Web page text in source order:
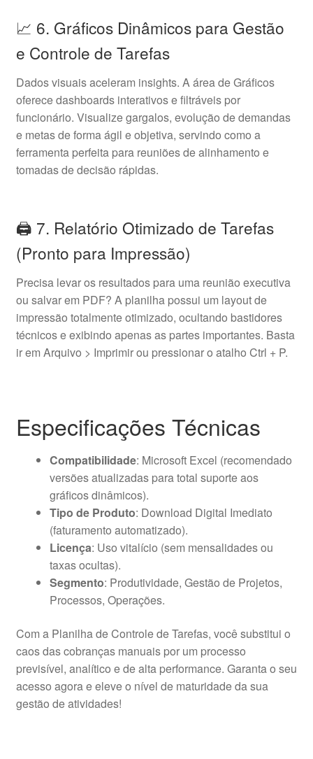
📈 6. Gráficos Dinâmicos para Gestão
e Controle de Tarefas
Dados visuais aceleram insights. A área de Gráficos
oferece dashboards interativos e filtráveis por
funcionário. Visualize gargalos, evolução de demandas
e metas de forma ágil e objetiva, servindo como a
ferramenta perfeita para reuniões de alinhamento e
tomadas de decisão rápidas.
🖨️ 7. Relatório Otimizado de Tarefas
(Pronto para Impressão)
Precisa levar os resultados para uma reunião executiva
ou salvar em PDF? A planilha possui um layout de
impressão totalmente otimizado, ocultando bastidores
técnicos e exibindo apenas as partes importantes. Basta
ir em Arquivo > Imprimir ou pressionar o atalho Ctrl + P.
Especificações Técnicas
Compatibilidade: Microsoft Excel (recomendado
versões atualizadas para total suporte aos
gráficos dinâmicos).
Tipo de Produto: Download Digital Imediato
(faturamento automatizado).
Licença: Uso vitalício (sem mensalidades ou
taxas ocultas).
Segmento: Produtividade, Gestão de Projetos,
Processos, Operações.
Com a Planilha de Controle de Tarefas, você substitui o
caos das cobranças manuais por um processo
previsível, analítico e de alta performance. Garanta o seu
acesso agora e eleve o nível de maturidade da sua
gestão de atividades!